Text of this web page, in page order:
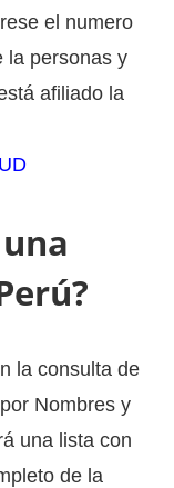
el numero
la personas y
afiliado la
la consulta de
Nombres y
una lista con
de la